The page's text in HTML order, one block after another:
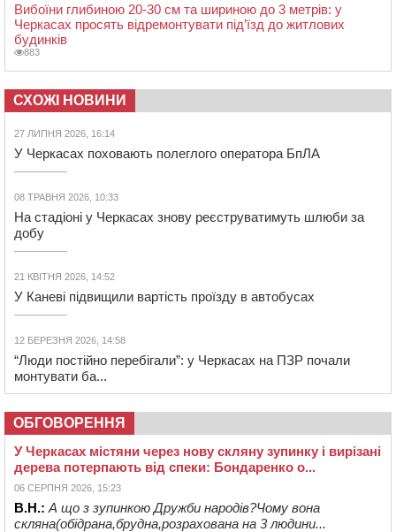
Вибоїни глибиною 20-30 см та шириною до 3 метрів: у
Черкасах просять відремонтувати під’їзд до житлових
будинків
883
СХОЖІ НОВИНИ
27 ЛИПНЯ 2026, 16:14
У Черкасах поховають полеглого оператора БпЛА
08 ТРАВНЯ 2026, 10:33
На стадіоні у Черкасах знову реєструватимуть шлюби за
добу
21 КВІТНЯ 2026, 14:52
У Каневі підвищили вартість проїзду в автобусах
12 БЕРЕЗНЯ 2026, 14:58
“Люди постійно перебігали”: у Черкасах на ПЗР почали
монтувати ба...
ОБГОВОРЕННЯ
У Черкасах містяни через нову скляну зупинку і вирізані
дерева потерпають від спеки: Бондаренко о...
06 СЕРПНЯ 2026, 15:23
В.Н.: А що з зупинкою Дружби народів?Чому вона
скляна(обідрана,брудна,розрахована на 3 людини...